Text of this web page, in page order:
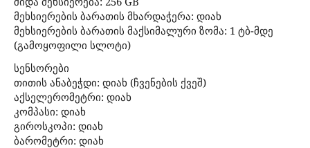
მეხსიერების ბარათის მხარდაჭერა: დიახ
მეხსიერების ბარათის მაქსიმალური ზომა: 1 ტბ-მდე
(გამოყოფილი სლოტი)
სენსორები
თითის ანაბეჭდი: დიახ (ჩვენების ქვეშ)
აქსელერომეტრი: დიახ
კომპასი: დიახ
გიროსკოპი: დიახ
ბარომეტრი: დიახ